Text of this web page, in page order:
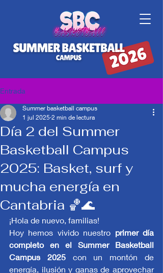
Entrada
Día 2 del Summer
Basketball Campus
2025: Basket, surf y
mucha energía en
Cantabria 🏀🌊
Summer basketball campus
1 jul 2025 2 min de lectura
¡Hola de nuevo, familias!
Hoy hemos vivido nuestro primer día
completo en el Summer Basketball
Campus 2025 con un montón de
energía, ilusión y ganas de aprovechar